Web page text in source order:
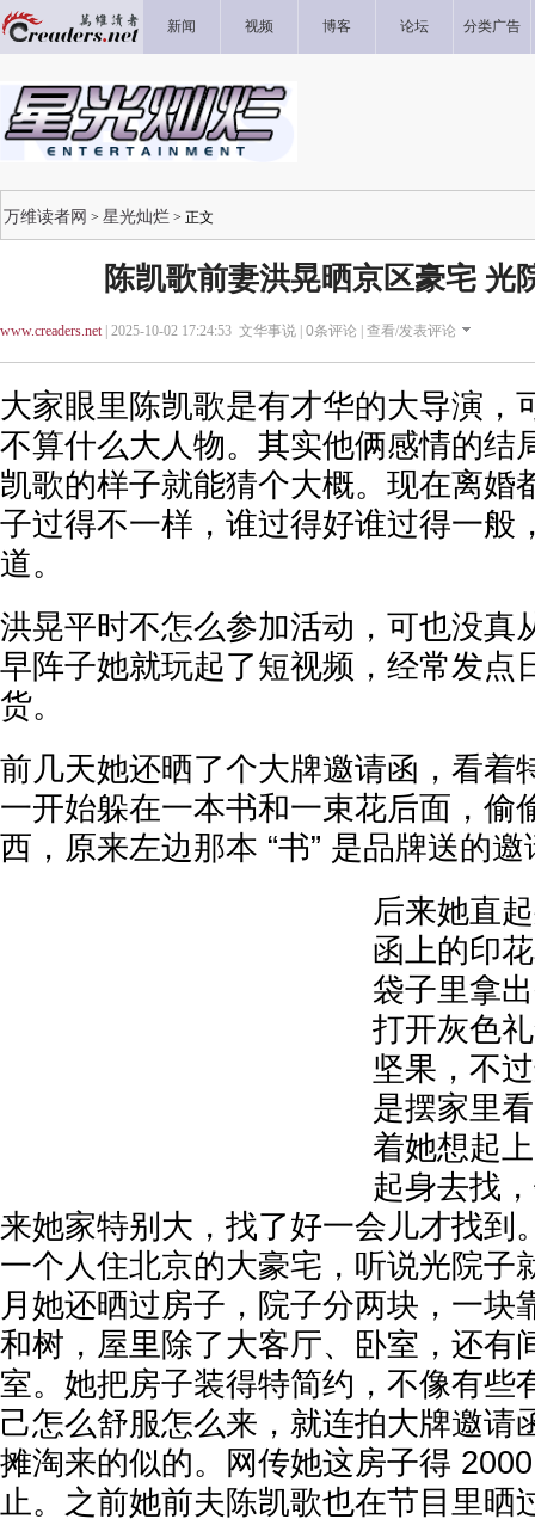
新闻 视频 博客 论坛 分类广告
万维读者网 > 星光灿烂 > 正文
陈凯歌前妻洪晃晒京区豪宅 光
www.creaders.net| 2025-10-02 17:24:53 文华事说 | 0条评论 | 查看/发表评论
大家眼里陈凯歌是有才华的大导演，
不算什么大人物。其实他俩感情的结
凯歌的样子就能猜个大概。现在离婚
子过得不一样，谁过得好谁过得一般
道。
洪晃平时不怎么参加活动，可也没真
早阵子她就玩起了短视频，经常发点
货。
前几天她还晒了个大牌邀请函，看着
一开始躲在一本书和一束花后面，偷
西，原来左边那本 “书” 是品牌送的邀
后来她直
函上的印
袋子里拿
打开灰色
坚果，不
是摆家里
着她想起
起身去找
来她家特别大，找了好一会儿才找到
一个人住北京的大豪宅，听说光院子
月她还晒过房子，院子分两块，一块
和树，屋里除了大客厅、卧室，还有
室。她把房子装得特简约，不像有些
己怎么舒服怎么来，就连拍大牌邀请
摊淘来的似的。网传她这房子得
止。之前她前夫陈凯歌也在节目里晒